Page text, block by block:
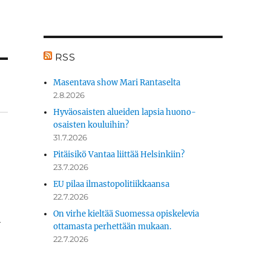
RSS
Masentava show Mari Rantaselta
2.8.2026
Hyväosaisten alueiden lapsia huono-
osaisten kouluihin?
31.7.2026
Pitäisikö Vantaa liittää Helsinkiin?
23.7.2026
EU pilaa ilmastopolitiikkaansa
22.7.2026
On virhe kieltää Suomessa opiskelevia
ottamasta perhettään mukaan.
22.7.2026